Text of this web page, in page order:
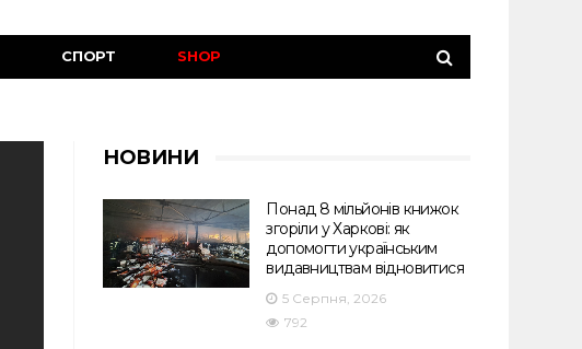
СПОРТ SHOP
НОВИНИ
Понад 8 мільйонів книжок
згоріли у Харкові: як
допомогти українським
видавництвам відновитися
5 Серпня, 2026
792